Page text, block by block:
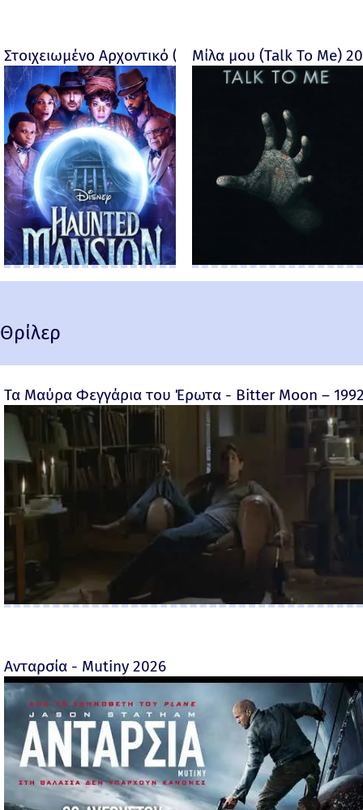
Στοιχειωμένο Αρχοντικό (Haunted Mansion) - 2023
Μίλα μου (Talk To Me)
Θρίλερ
Τα Μαύρα Φεγγάρια του Έρωτα - Bitter Moon –
Ανταρσία - Mutiny 2026